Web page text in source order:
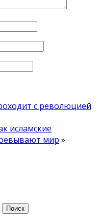
с революцией
исламские
мир »